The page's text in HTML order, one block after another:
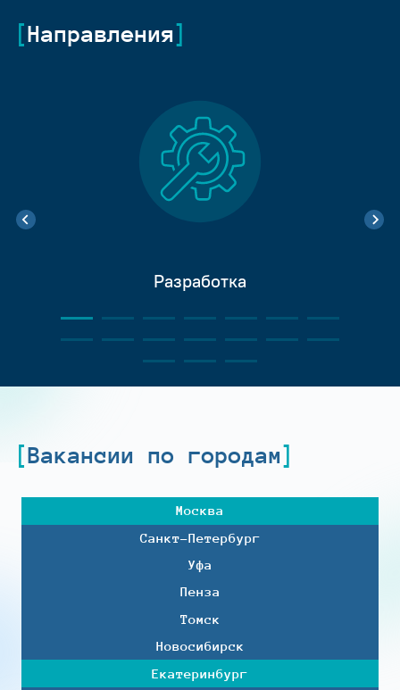
Направления
Разработка
Вакансии по городам
Москва
Санкт-Петербург
Уфа
Пенза
Томск
Новосибирск
Екатеринбург